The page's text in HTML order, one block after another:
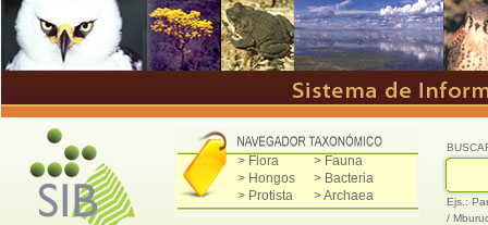
> Flora
> Fauna
> Hongos
> Bacteria
> Protista
> Archaea
Ejs.:
/